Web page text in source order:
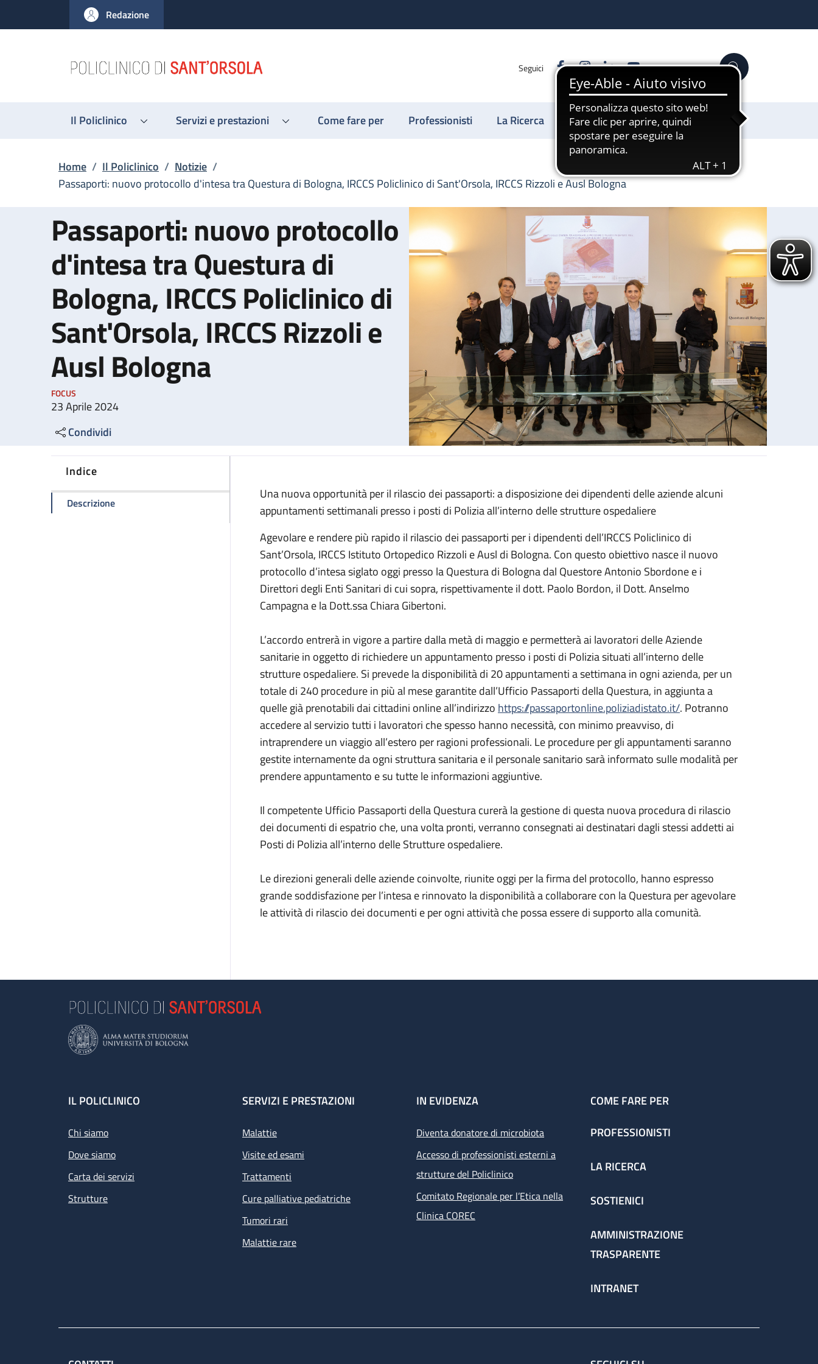
al contenuto principale
to footer content
Redazione
Seguici FacebookInstagram
LinkedinYouTube Cerca
Il Policlinico Servizi e prestazioni Come fare per Professionisti La Ricerca Sostienici
Briciole di pane
Home / Il Policlinico / Notizie /
Passaporti: nuovo protocollo d'intesa tra Questura di Bologna, IRCCS Policlinico di Sant'Orsola, IRCCS Rizzoli e Ausl Bologna
Passaporti: nuovo protocollo
d'intesa tra Questura di
Bologna, IRCCS Policlinico di
Sant'Orsola, IRCCS Rizzoli e
Ausl Bologna
FOCUS
23 Aprile 2024
Condividi
Indice
Descrizionedella pagina Passaporti: nuovo protocollo d'intesa tra Questura di Bologna, IRCCS Policlinico di Sant'Orsola, IRCCS Rizzoli e Ausl Bologna
Una nuova opportunità per il rilascio dei passaporti: a disposizione dei dipendenti delle aziende alcuni
appuntamenti settimanali presso i posti di Polizia all’interno delle strutture ospedaliere
Agevolare e rendere più rapido il rilascio dei passaporti per i dipendenti dell’IRCCS Policlinico di
Sant’Orsola, IRCCS Istituto Ortopedico Rizzoli e Ausl di Bologna. Con questo obiettivo nasce il nuovo
protocollo d’intesa siglato oggi presso la Questura di Bologna dal Questore Antonio Sbordone e i
Direttori degli Enti Sanitari di cui sopra, rispettivamente il dott. Paolo Bordon, il Dott. Anselmo
Campagna e la Dott.ssa Chiara Gibertoni.
L’accordo entrerà in vigore a partire dalla metà di maggio e permetterà ai lavoratori delle Aziende
sanitarie in oggetto di richiedere un appuntamento presso i posti di Polizia situati all’interno delle
strutture ospedaliere. Si prevede la disponibilità di 20 appuntamenti a settimana in ogni azienda, per un
totale di 240 procedure in più al mese garantite dall’Ufficio Passaporti della Questura, in aggiunta a
quelle già prenotabili dai cittadini online all’indirizzo https://passaportonline.poliziadistato.it/. Potranno
accedere al servizio tutti i lavoratori che spesso hanno necessità, con minimo preavviso, di
intraprendere un viaggio all’estero per ragioni professionali. Le procedure per gli appuntamenti saranno
gestite internamente da ogni struttura sanitaria e il personale sanitario sarà informato sulle modalità per
prendere appuntamento e su tutte le informazioni aggiuntive.
Il competente Ufficio Passaporti della Questura curerà la gestione di questa nuova procedura di rilascio
dei documenti di espatrio che, una volta pronti, verranno consegnati ai destinatari dagli stessi addetti ai
Posti di Polizia all’interno delle Strutture ospedaliere.
Le direzioni generali delle aziende coinvolte, riunite oggi per la firma del protocollo, hanno espresso
grande soddisfazione per l’intesa e rinnovato la disponibilità a collaborare con la Questura per agevolare
le attività di rilascio dei documenti e per ogni attività che possa essere di supporto alla comunità.
Footer
IL POLICLINICO
Chi siamo
Dove siamo
Carta dei servizi
Strutture
SERVIZI E PRESTAZIONI
Malattie
Visite ed esami
Trattamenti
Cure palliative pediatriche
Tumori rari
Malattie rare
IN EVIDENZA
Diventa donatore di microbiota
Accesso di professionisti esterni a
strutture del Policlinico
Comitato Regionale per l’Etica nella
Clinica COREC
COME FARE PER
PROFESSIONISTI
LA RICERCA
SOSTIENICI
AMMINISTRAZIONE
TRASPARENTE
INTRANET